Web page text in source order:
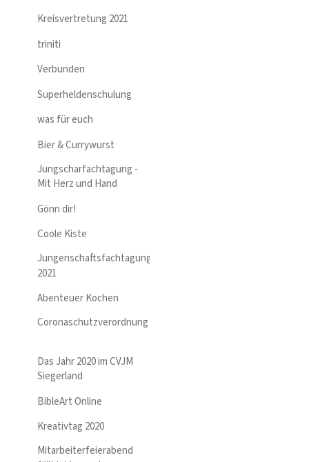
Kreisvertretung 2021
triniti
Verbunden
Superheldenschulung
was für euch
Bier & Currywurst
Jungscharfachtagung -
Mit Herz und Hand
Gönn dir!
Coole Kiste
Jungenschaftsfachtagung
2021
Abenteuer Kochen
Coronaschutzverordnung
Das Jahr 2020 im CVJM
Siegerland
BibleArt Online
Kreativtag 2020
Mitarbeiterfeierabend